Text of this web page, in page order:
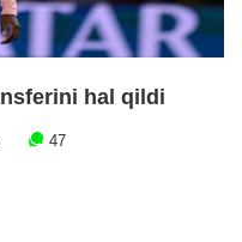
hal qildi
47